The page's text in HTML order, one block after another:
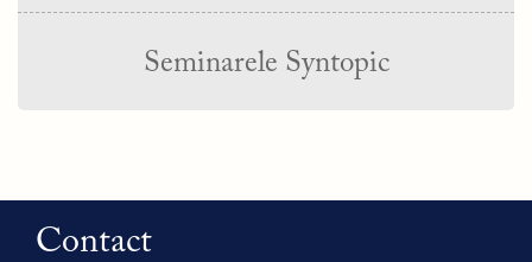
Seminarele Syntopic
Contact